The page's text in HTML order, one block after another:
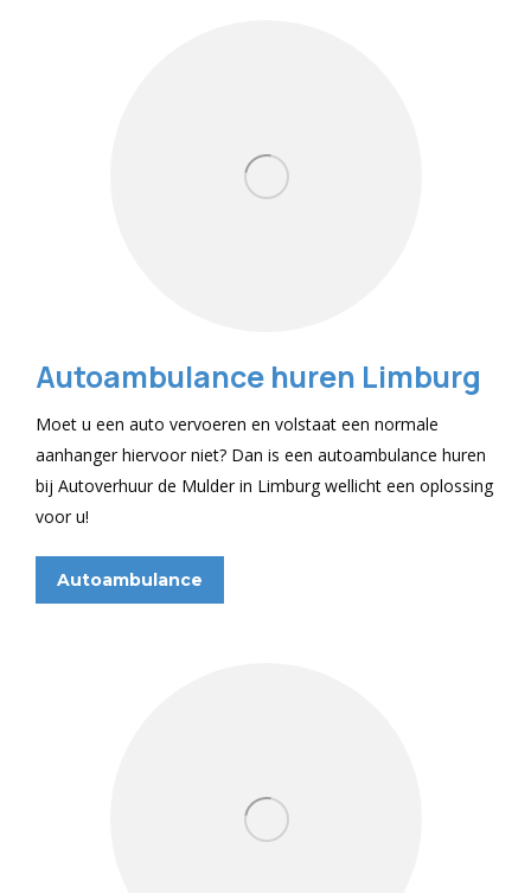
Autoambulance huren Limburg
Moet u een auto vervoeren en volstaat een normale
aanhanger hiervoor niet? Dan is een autoambulance huren
bij Autoverhuur de Mulder in Limburg wellicht een oplossing
voor u!
Autoambulance